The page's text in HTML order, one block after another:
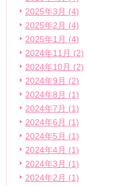
2025年3月 (4)
2025年2月 (4)
2025年1月 (4)
2024年11月 (2)
2024年10月 (2)
2024年9月 (2)
2024年8月 (1)
2024年7月 (1)
2024年6月 (1)
2024年5月 (1)
2024年4月 (1)
2024年3月 (1)
2024年2月 (1)